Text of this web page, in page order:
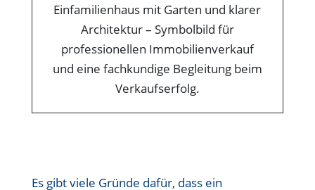
Es gibt viele Gründe dafür, dass ein